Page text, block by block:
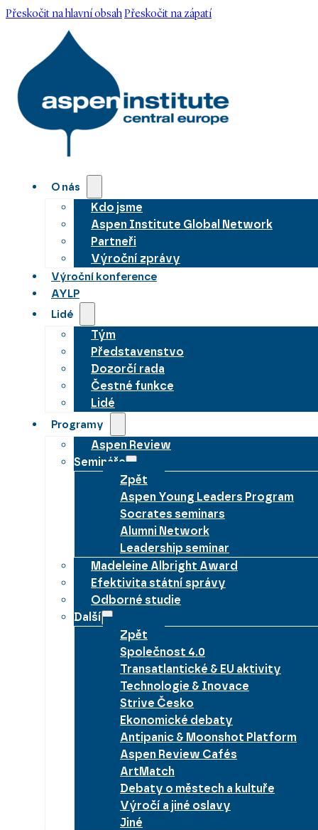
Přeskočit na hlavní obsahPřeskočit na zápatí
O nás
Kdo jsme
Aspen Institute Global Network
Partneři
Výroční zprávy
Výroční konference
AYLP
Lidé
Tým
Představenstvo
Dozorčí rada
Čestné funkce
Lidé
Programy
Aspen Review
Semináře
Zpět
Aspen Young Leaders Program
Socrates seminars
Alumni Network
Leadership seminar
Madeleine Albright Award
Efektivita státní správy
Odborné studie
Další
Zpět
Společnost 4.0
Transatlantické & EU aktivity
Technologie & Inovace
Strive Česko
Ekonomické debaty
Antipanic & Moonshot Platform
Aspen Review Cafés
ArtMatch
Debaty o městech a kultuře
Výročí a jiné oslavy
Jiné